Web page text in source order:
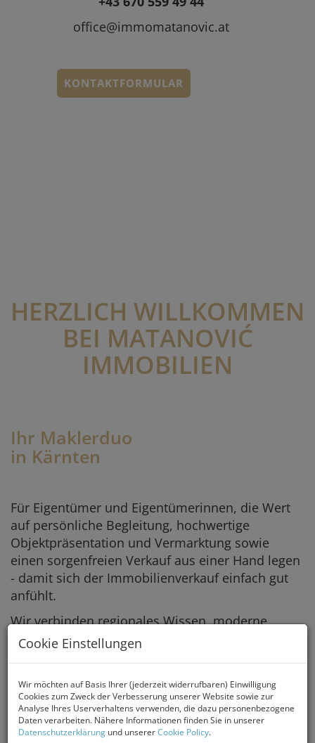
office@immomatanovic.at
KONTAKTFORMULAR
HERZLICH WILLKOMMEN
BEI MATANOVIĆ
IMMOBILIEN
Ihr Maklerduo
in Kärnten
Für Eigentümer und Eigentümerinnen, die Wert
auf persönliche Begleitung, hochwertige
Objektpräsentation und Vermarktung sowie
einen sorgenfreien Verkauf aus einer Hand legen
- damit sich der Immobilienverkauf einfach gut
anfühlt.
Wir verbinden regionales Wissen, moderne
Methoden und kreative Lösungen mit einem
feinen Gespür für Wohnräume und Menschen,
Als erfahrene Immobilienexperten führen wir Sie
persönlich, professionell und mit klarer Strategie
durch den gesamten Verkaufsprozess.
Cookie Einstellungen
Wir möchten auf Basis Ihrer (jederzeit widerrufbaren) Einwilligung
Cookies zum Zweck der Verbesserung unserer Website sowie zur
Analyse Ihres Userverhaltens verwenden, die dazu personenbezogene
Daten verarbeiten. Nähere Informationen finden Sie in unserer
Datenschutzerklärung und unsererCookie Policy.